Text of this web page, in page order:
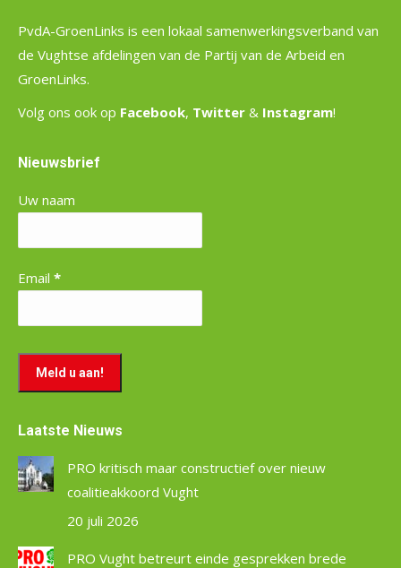
PvdA-GroenLinks is een lokaal samenwerkingsverband van
de Vughtse afdelingen van de Partij van de Arbeid en
GroenLinks.
Volg ons ook op Facebook, Twitter & Instagram!
Nieuwsbrief
Uw naam
Email *
Laatste Nieuws
PRO kritisch maar constructief over nieuw
coalitieakkoord Vught
20 juli 2026
PRO Vught betreurt einde gesprekken brede